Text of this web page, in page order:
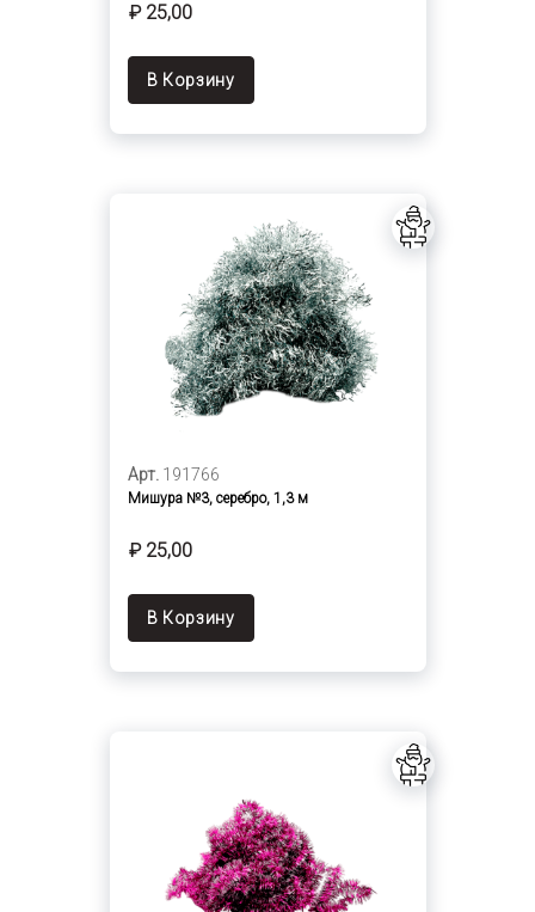
₽ 25,00
В Корзину
Арт. 191766
Мишура №3, серебро, 1,3 м
₽ 25,00
В Корзину